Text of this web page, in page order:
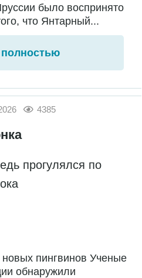
было воспринято
что Янтарный...
полностью
4385
прогулялся по
пингвинов Ученые
обнаружили